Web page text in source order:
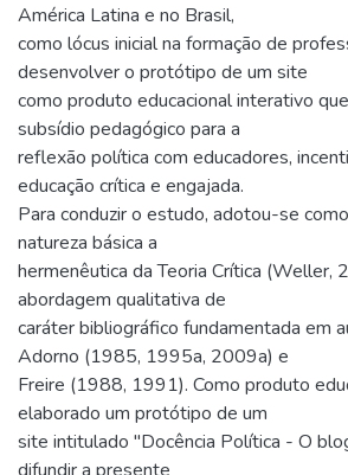
América Latina e no Brasil,
como lócus inicial na formação de
desenvolver o protótipo de um site
como produto educacional interativo
subsídio pedagógico para a
reflexão política com educadores,
educação crítica e engajada.
Para conduzir o estudo, adotou-se
natureza básica a
hermenêutica da Teoria Crítica (Weller,
abordagem qualitativa de
caráter bibliográfico fundamentada em
Adorno (1985, 1995a, 2009a) e
Freire (1988, 1991). Como produto
elaborado um protótipo de um
site intitulado "Docência Política - O